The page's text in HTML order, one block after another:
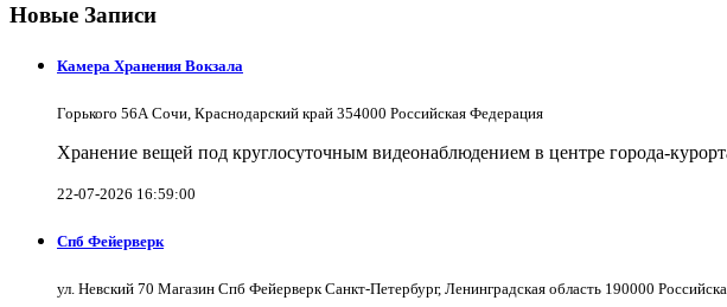
Новые Записи
Камера Хранения Вокзала
Горького 56А Сочи, Краснодарский край 354000 Российская Федерация
Хранение вещей под круглосуточным видеонаблюдением в центре города-
22-07-2026 16:59:00
Спб Фейерверк
ул. Невский 70 Магазин Спб Фейерверк Санкт-Петербург, Ленинградская область 190000